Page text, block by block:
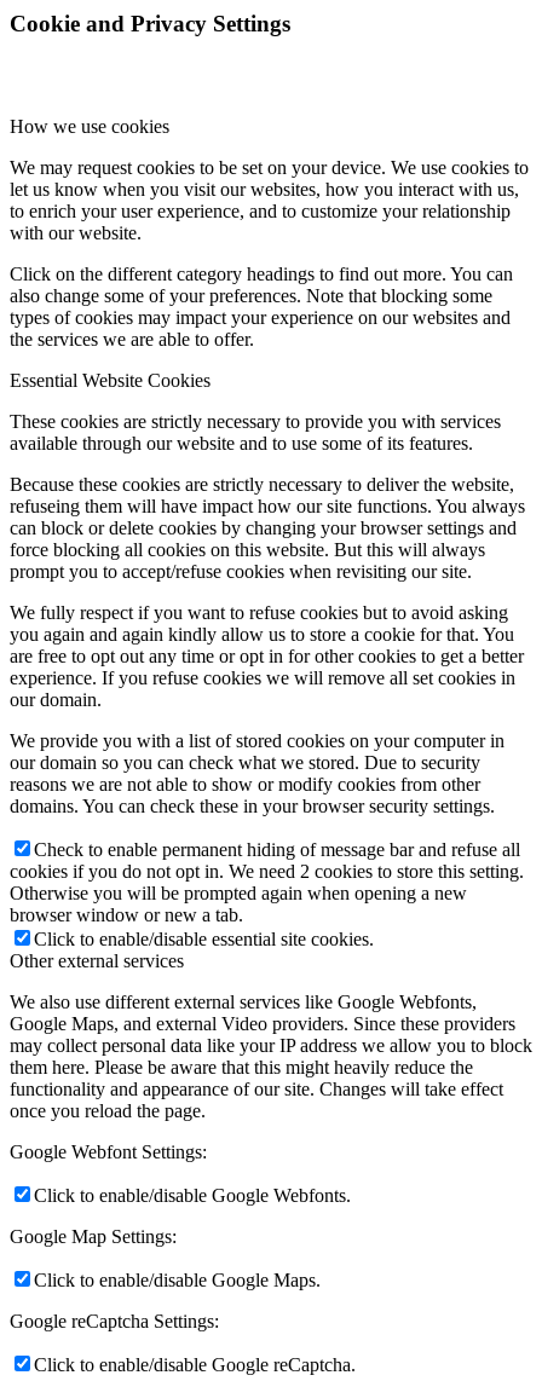
Cookie and Privacy Settings
How we use cookies
We may request cookies to be set on your device. We use cookies to
let us know when you visit our websites, how you interact with us,
to enrich your user experience, and to customize your relationship
with our website.
Click on the different category headings to find out more. You can
also change some of your preferences. Note that blocking some
types of cookies may impact your experience on our websites and
the services we are able to offer.
Essential Website Cookies
These cookies are strictly necessary to provide you with services
available through our website and to use some of its features.
Because these cookies are strictly necessary to deliver the website,
refuseing them will have impact how our site functions. You always
can block or delete cookies by changing your browser settings and
force blocking all cookies on this website. But this will always
prompt you to accept/refuse cookies when revisiting our site.
We fully respect if you want to refuse cookies but to avoid asking
you again and again kindly allow us to store a cookie for that. You
are free to opt out any time or opt in for other cookies to get a better
experience. If you refuse cookies we will remove all set cookies in
our domain.
We provide you with a list of stored cookies on your computer in
our domain so you can check what we stored. Due to security
reasons we are not able to show or modify cookies from other
domains. You can check these in your browser security settings.
Check to enable permanent hiding of message bar and refuse all
cookies if you do not opt in. We need 2 cookies to store this setting.
Otherwise you will be prompted again when opening a new
browser window or new a tab.
Click to enable/disable essential site cookies.
Other external services
We also use different external services like Google Webfonts,
Google Maps, and external Video providers. Since these providers
may collect personal data like your IP address we allow you to block
them here. Please be aware that this might heavily reduce the
functionality and appearance of our site. Changes will take effect
once you reload the page.
Google Webfont Settings:
Click to enable/disable Google Webfonts.
Google Map Settings:
Click to enable/disable Google Maps.
Google reCaptcha Settings:
Click to enable/disable Google reCaptcha.